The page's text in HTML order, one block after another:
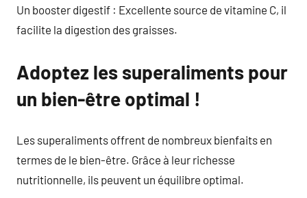
Un booster digestif : Excellente source de vitamine C, il
facilite la digestion des graisses.
Adoptez les superaliments pour
un bien-être optimal !
Les superaliments offrent de nombreux bienfaits en
termes de le bien-être. Grâce à leur richesse
nutritionnelle, ils peuvent un équilibre optimal.